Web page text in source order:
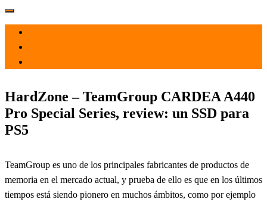
HardZone – TeamGroup CARDEA A440
Pro Special Series, review: un SSD para
PS5
TeamGroup es uno de los principales fabricantes de productos de
memoria en el mercado actual, y prueba de ello es que en los últimos
tiempos está siendo pionero en muchos ámbitos, como por ejemplo